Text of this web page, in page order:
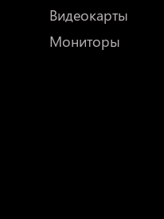
Видеокарты
Мониторы